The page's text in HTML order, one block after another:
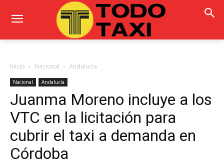
Inicio Nacional Andalucía
Nacional Andalucía
Juanma Moreno incluye a los
VTC en la licitación para
cubrir el taxi a demanda en
Córdoba